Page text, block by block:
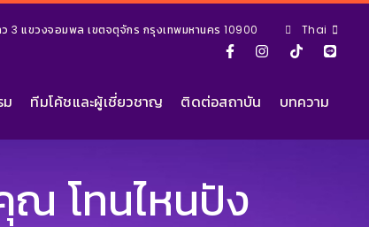
3 แขวงจอมพล เขตจตุจักร กรุงเทพมหานคร 10900 Thai
ทีมโค้ชและผู้เชี่ยวชาญ ติดต่อสถาบัน บทความ
ณ โทนไหนปัง